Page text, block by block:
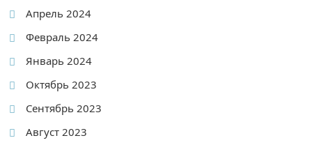
Апрель 2024
Февраль 2024
Январь 2024
Октябрь 2023
Сентябрь 2023
Август 2023